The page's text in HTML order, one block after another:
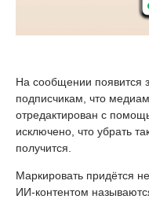
На сообщении появится
подписчикам, что
отредактирован с
исключено, что убрать
получится.
Маркировать придётся
ИИ-контентом